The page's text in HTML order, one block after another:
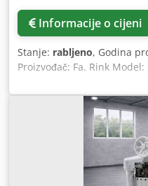
Informacije o cijeni
Stanje: rabljeno, Godina
Proizvođač: Fa. Rink
2001 Stroj (detalj):
kW Struja: 10 A Napon:
Frekvencija: 50 Hz
Visina: 2300 mm Formati:
l, modularna kutija Slojevi:
transporta: s lijeva na
Položaj: samostojeći